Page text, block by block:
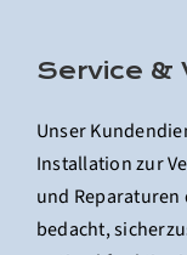
Service &
Unser
Installation zur
und
bedacht,